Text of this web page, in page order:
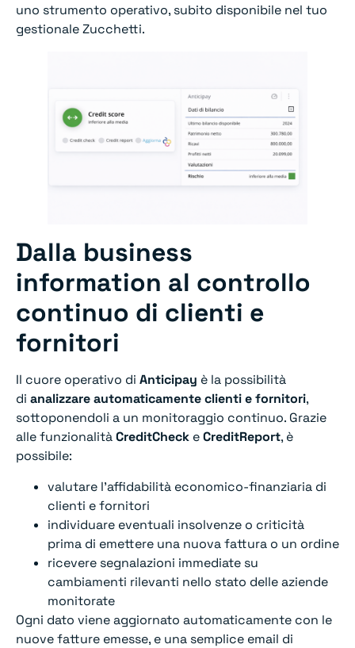
uno strumento operativo, subito disponibile nel tuo
gestionale Zucchetti.
Dalla business
information al controllo
continuo di clienti e
fornitori
Il cuore operativo di Anticipay è la possibilità
di analizzare automaticamente clienti e fornitori,
sottoponendoli a un monitoraggio continuo. Grazie
alle funzionalitàCreditCheck eCreditReport, è
possibile:
valutare l’affidabilità economico-finanziaria di
clienti e fornitori
individuare eventuali insolvenze o criticità
prima di emettere una nuova fattura o un ordine
ricevere segnalazioni immediate su
cambiamenti rilevanti nello stato delle aziende
monitorate
Ogni dato viene aggiornato automaticamente con le
nuove fatture emesse, e una semplice email di